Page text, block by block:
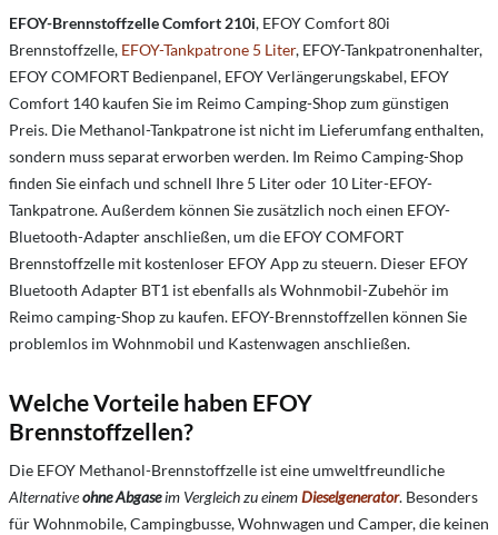
EFOY-Brennstoffzelle Comfort 210i, EFOY Comfort 80i
Brennstoffzelle, EFOY-Tankpatrone 5 Liter, EFOY-Tankpatronenhalter,
EFOY COMFORT Bedienpanel, EFOY Verlängerungskabel, EFOY
Comfort 140 kaufen Sie im Reimo Camping-Shop zum günstigen
Preis. Die Methanol-Tankpatrone ist nicht im Lieferumfang enthalten,
sondern muss separat erworben werden. Im Reimo Camping-Shop
finden Sie einfach und schnell Ihre 5 Liter oder 10 Liter-EFOY-
Tankpatrone. Außerdem können Sie zusätzlich noch einen EFOY-
Bluetooth-Adapter anschließen, um die EFOY COMFORT
Brennstoffzelle mit kostenloser EFOY App zu steuern. Dieser EFOY
Bluetooth Adapter BT1 ist ebenfalls als Wohnmobil-Zubehör im
Reimo camping-Shop zu kaufen. EFOY-Brennstoffzellen können Sie
problemlos im Wohnmobil und Kastenwagen anschließen.
Welche Vorteile haben EFOY
Brennstoffzellen?
Die EFOY Methanol-Brennstoffzelle ist eine umweltfreundliche
Alternativeohne Abgaseim Vergleich zu einemDieselgenerator. Besonders
für Wohnmobile, Campingbusse, Wohnwagen und Camper, die keinen